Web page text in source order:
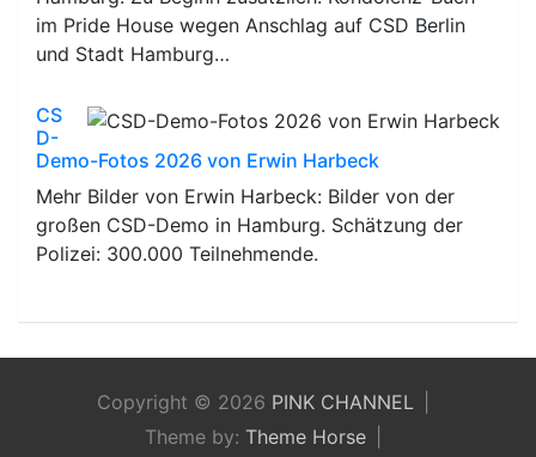
im Pride House wegen Anschlag auf CSD Berlin
und Stadt Hamburg…
CS
D-
Demo-Fotos 2026 von Erwin Harbeck
Mehr Bilder von Erwin Harbeck: Bilder von der
großen CSD-Demo in Hamburg. Schätzung der
Polizei: 300.000 Teilnehmende.
Copyright © 2026 PINK CHANNEL
Theme by: Theme Horse